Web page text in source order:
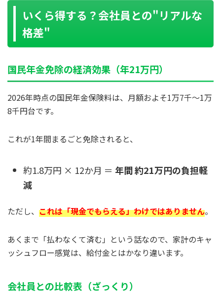
いくら得する？会社員との"リアルな
格差"
国民年金免除の経済効果（年21万円）
2026年時点の国民年金保険料は、月額およそ1万7千〜1万
8千円台です。
これが1年間まるごと免除されると、
約1.8万円 × 12か月 ＝ 年間 約21万円の負担軽
減
ただし、 これは「現金でもらえる」わけではありません。
あくまで「払わなくて済む」という話なので、家計のキャ
ッシュフロー感覚は、給付金とはかなり違います。
会社員との比較表（ざっくり）